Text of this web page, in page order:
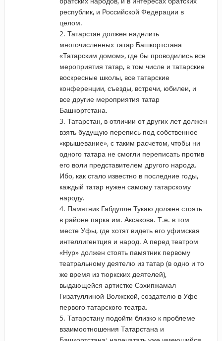
республик, и Российской Федерации в
целом.
2. Татарстан должен наделить
многочисленных татар Башкортстана
«Татарским домом», где бы проводились все
мероприятия татар, в том числе и татарские
воскресные школы, все татарские
конференции, съезды, встречи, юбилеи, и
все другие мероприятия татар
Башкортстана.
3. Татарстан, в отличии от других лет должен
взять будущую перепись под собственное
«крышевание», с таким расчетом, чтобы ни
одного татара не смогли переписать против
его воли представителем другого народа.
Ибо, как стало известно в последние годы,
каждый татар нужен самому татарскому
народу.
4. Памятник Габдулле Тукаю должен стоять
в районе парка им. Аксакова. Т.е. в том
месте Уфы, где хотят видеть его уфимская
интеллигентция и народ. А перед театром
«Нур» должен стоять памятник первому
театральному деятелю из татар (в одно и то
же время из тюркских деятелей),
выдающейся артистке Сэхипжамал
Гизатуллиной-Волжской, создателю в Уфе
первого татарского театра.
5. Татарстану подойти близко к проблеме
взаимоотношения Татарстана и